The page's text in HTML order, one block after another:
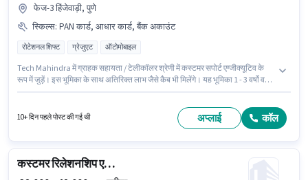
फेज-3 हिंजेवाड़ी, पुणे
स्किल्स: PAN कार्ड, आधार कार्ड, बैंक अकाउंट
रोटेशनल शिफ्ट ग्रेजुएट ऑटोमोबाइल
Tech Mahindra में ग्राहक सहायता / टेलीकॉलर श्रेणी में कस्टमर सपोर्ट एग्जीक्यूटिव के
रूप में जुड़ें। इस भूमिका के साथ अतिरिक्त लाभ जैसे कैब भी मिलेंगे। यह भूमिका 1 - 3 वर्षो वर्ष
जैसे PAN कार्ड, आधार कार्ड, बैंक अकाउंट का होना अनिवार्य है।
10+ दिन पहले पोस्ट की गई थी अप्लाई कॉल
कस्टमर रिलेशनशिप एसोसिएट